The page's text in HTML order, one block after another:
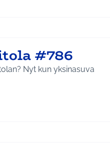
#786
Nyt kun yksinasuva